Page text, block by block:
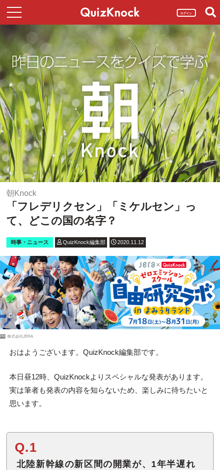
ログイン
朝Knock
「フレデリクセン」「ミケルセン」っ
て、どこの国の名字？
時事・ニュース QuizKnock編集部 2020.11.12
PR 株式会社JERA
おはようございます。QuizKnock編集部です。
本日昼12時、QuizKnockよりスペシャルな発表があります。
実は筆者も発表の内容を知らないため、楽しみに待ちたいと
思います。
Q.1
北陸新幹線の新区間の開業が、1年半遅れ